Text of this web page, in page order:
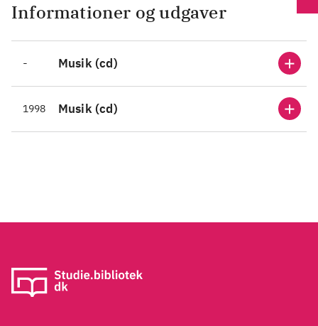
Informationer og udgaver
- Musik (cd)
1998 Musik (cd)